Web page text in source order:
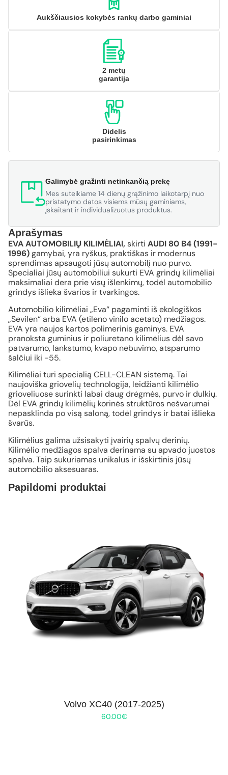
Aukščiausios kokybės rankų darbo gaminiai
2 metų
garantija
Didelis
pasirinkimas
Galimybė gražinti netinkančią prekę
Mes suteikiame 14 dienų grąžinimo laikotarpį nuo
pristatymo datos visiems mūsų gaminiams,
įskaitant ir individualizuotus produktus.
Aprašymas
EVA AUTOMOBILIŲ KILIMĖLIAI, skirti AUDI 80 B4 (1991-
1996)gamybai, yra ryškus, praktiškas ir modernus
sprendimas apsaugoti jūsų automobilį nuo purvo.
Specialiai jūsų automobiliui sukurti EVA grindų kilimėliai
maksimaliai dera prie visų išlenkimų, todėl automobilio
grindys išlieka švarios ir tvarkingos.
Automobilio kilimėliai „Eva“ pagaminti iš ekologiškos
„Sevilen“ arba EVA (etileno vinilo acetato) medžiagos.
EVA yra naujos kartos polimerinis gaminys. EVA
pranoksta guminius ir poliuretano kilimėlius dėl savo
patvarumo, lankstumo, kvapo nebuvimo, atsparumo
šalčiui iki -55.
Kilimėliai turi specialią CELL-CLEAN sistemą. Tai
naujoviška griovelių technologija, leidžianti kilimėlio
grioveliuose surinkti labai daug drėgmės, purvo ir dulkių.
Dėl EVA grindų kilimėlių korinės struktūros nešvarumai
nepasklinda po visą saloną, todėl grindys ir batai išlieka
švarūs.
Kilimėlius galima užsisakyti įvairių spalvų derinių.
Kilimėlio medžiagos spalva derinama su apvado juostos
spalva. Taip sukuriamas unikalus ir išskirtinis jūsų
automobilio aksesuaras.
Papildomi produktai
Volvo XC40 (2017-2025)
60.00€